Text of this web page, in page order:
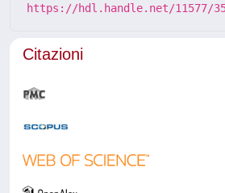
https://hdl.handle.net/11577/
Citazioni